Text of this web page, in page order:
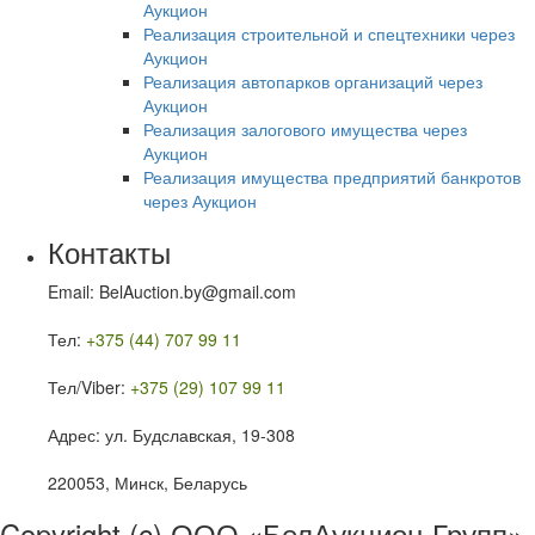
Аукцион
Реализация строительной и спецтехники через
Аукцион
Реализация автопарков организаций через
Аукцион
Реализация залогового имущества через
Аукцион
Реализация имущества предприятий банкротов
через Аукцион
Контакты
Email: BelAuction.by@gmail.com
Тел: +375 (44) 707 99 11
Тел/Viber: +375 (29) 107 99 11
Адрес: ул. Будславская, 19-308
220053, Минск, Беларусь